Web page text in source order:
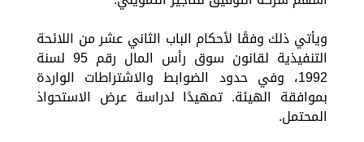
ويأتي ذلك وفقًا لأحكام الباب الثاني عشر من اللائحة
التنفيذية لقانون سوق رأس المال رقم 95 لسنة
1992، وفي حدود الضوابط والاشتراطات الواردة
بموافقة الهيئة. تمهيدًا لدراسة عرض الاستحواذ
المحتمل.